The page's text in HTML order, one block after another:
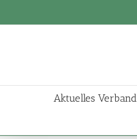
Aktuelles Verband